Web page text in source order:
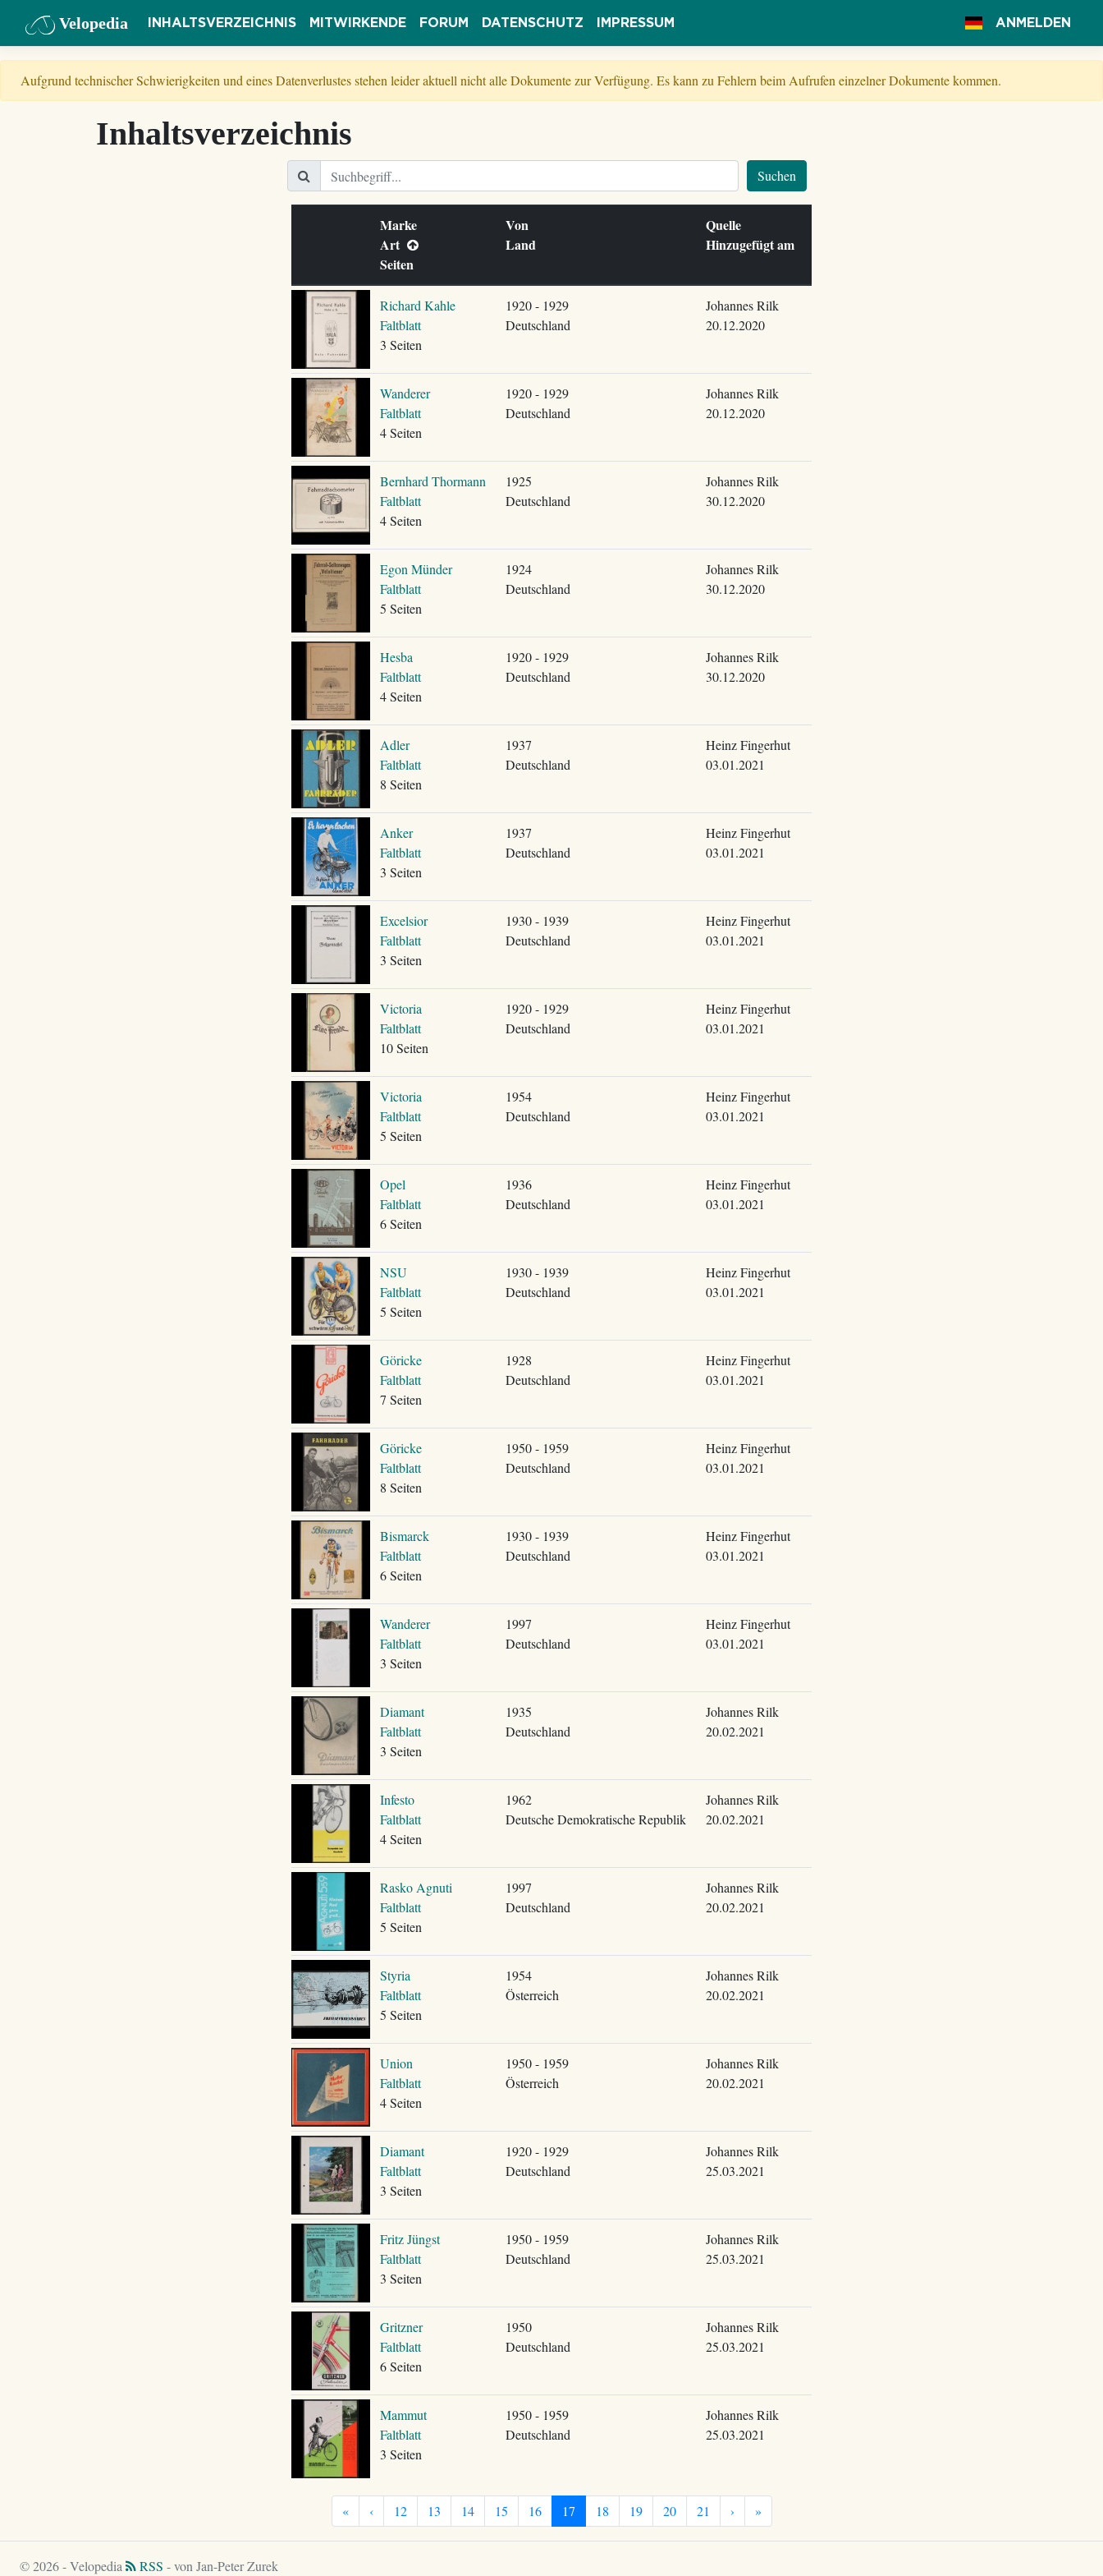
Velopedia INHALTSVERZEICHNIS MITWIRKENDE FORUM DATENSCHUTZ IMPRESSUM ANMELDEN
Aufgrund technischer Schwierigkeiten und eines Datenverlustes stehen leider aktuell nicht alle Dokumente zur Verfügung. Es kann zu Fehlern beim Aufrufen einzelner Dokumente kommen.
Inhaltsverzeichnis
Suchen
Marke
Art
Seiten
Von
Land
Quelle
Hinzugefügt am
Richard Kahle
Faltblatt
3 Seiten
1920 - 1929
Deutschland
Johannes Rilk
20.12.2020
Wanderer
Faltblatt
4 Seiten
1920 - 1929
Deutschland
Johannes Rilk
20.12.2020
Bernhard Thormann
Faltblatt
4 Seiten
1925
Deutschland
Johannes Rilk
30.12.2020
Egon Münder
Faltblatt
5 Seiten
1924
Deutschland
Johannes Rilk
30.12.2020
Hesba
Faltblatt
4 Seiten
1920 - 1929
Deutschland
Johannes Rilk
30.12.2020
Adler
Faltblatt
8 Seiten
1937
Deutschland
Heinz Fingerhut
03.01.2021
Anker
Faltblatt
3 Seiten
1937
Deutschland
Heinz Fingerhut
03.01.2021
Excelsior
Faltblatt
3 Seiten
1930 - 1939
Deutschland
Heinz Fingerhut
03.01.2021
Victoria
Faltblatt
10 Seiten
1920 - 1929
Deutschland
Heinz Fingerhut
03.01.2021
Victoria
Faltblatt
5 Seiten
1954
Deutschland
Heinz Fingerhut
03.01.2021
Opel
Faltblatt
6 Seiten
1936
Deutschland
Heinz Fingerhut
03.01.2021
NSU
Faltblatt
5 Seiten
1930 - 1939
Deutschland
Heinz Fingerhut
03.01.2021
Göricke
Faltblatt
7 Seiten
1928
Deutschland
Heinz Fingerhut
03.01.2021
Göricke
Faltblatt
8 Seiten
1950 - 1959
Deutschland
Heinz Fingerhut
03.01.2021
Bismarck
Faltblatt
6 Seiten
1930 - 1939
Deutschland
Heinz Fingerhut
03.01.2021
Wanderer
Faltblatt
3 Seiten
1997
Deutschland
Heinz Fingerhut
03.01.2021
Diamant
Faltblatt
3 Seiten
1935
Deutschland
Johannes Rilk
20.02.2021
Infesto
Faltblatt
4 Seiten
1962
Deutsche Demokratische Republik
Johannes Rilk
20.02.2021
Rasko Agnuti
Faltblatt
5 Seiten
1997
Deutschland
Johannes Rilk
20.02.2021
Styria
Faltblatt
5 Seiten
1954
Österreich
Johannes Rilk
20.02.2021
Union
Faltblatt
4 Seiten
1950 - 1959
Österreich
Johannes Rilk
20.02.2021
Diamant
Faltblatt
3 Seiten
1920 - 1929
Deutschland
Johannes Rilk
25.03.2021
Fritz Jüngst
Faltblatt
3 Seiten
1950 - 1959
Deutschland
Johannes Rilk
25.03.2021
Gritzner
Faltblatt
6 Seiten
1950
Deutschland
Johannes Rilk
25.03.2021
Mammut
Faltblatt
3 Seiten
1950 - 1959
Deutschland
Johannes Rilk
25.03.2021
« ‹ 12 13 14 15 16 17 18 19 20 21 › »
© 2026 - Velopedia RSS - von Jan-Peter Zurek